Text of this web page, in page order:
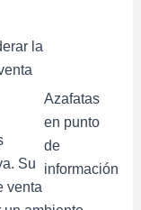
Azafatas
en punto
de
información
la
Su
venta